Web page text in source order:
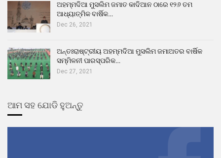
ଅହମ୍ମଦିଆ ମୁସଲିମ ଜମାତ କାଦିଆନ ଠାରେ ୧୨୬ ତମ
ଆଧ୍ୟାତ୍ମିକ ବାର୍ଷିକ…
Dec 26, 2021
ଅନ୍ତଃରାଷ୍ଟ୍ରୀୟ ଅହମ୍ମଦିଆ ମୁସଲିମ ଜମାଅତର ବାର୍ଷିକ
ସମ୍ମିଳନୀ ପାରସ୍ପରିକ…
Dec 27, 2021
ଆମ ସହ ଯୋଡି ହୁଅନ୍ତୁ